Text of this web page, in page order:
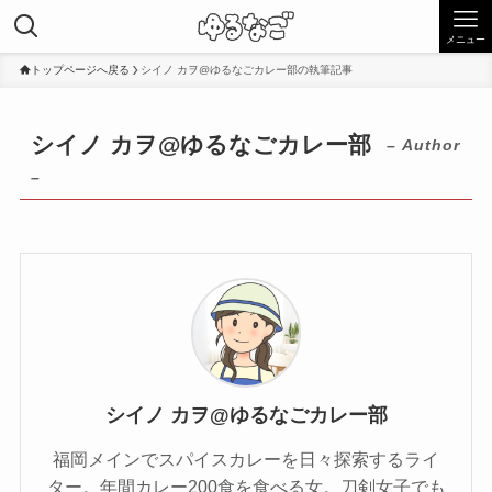
メニュー
トップページへ戻る シイノ カヲ@ゆるなごカレー部の執筆記事
シイノ カヲ@ゆるなごカレー部
– Author
–
シイノ カヲ@ゆるなごカレー部
福岡メインでスパイスカレーを日々探索するライ
ター。年間カレー200食を食べる女。刀剣女子でも